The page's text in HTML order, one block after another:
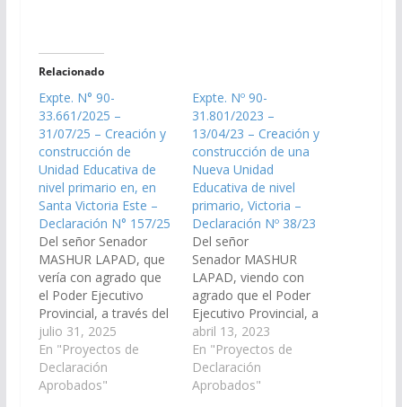
Relacionado
Expte. N° 90-
33.661/2025 –
31/07/25 – Creación y
construcción de
Unidad Educativa de
nivel primario en, en
Santa Victoria Este –
Declaración N° 157/25
Del señor Senador
MASHUR LAPAD, que
vería con agrado que
el Poder Ejecutivo
Provincial, a través del
Ministerio de
Educación, Cultura,
Ciencia y Tecnología,
arbitre las medidas
julio 31, 2025
En "Proyectos de
Declaración
Aprobados"
Expte. Nº 90-
31.801/2023 –
13/04/23 – Creación y
construcción de una
Nueva Unidad
Educativa de nivel
primario, Victoria –
Declaración Nº 38/23
Del señor
Senador MASHUR
LAPAD, viendo con
agrado que el Poder
Ejecutivo Provincial, a
través del Ministerio de
Educación, Cultura,
Ciencia y Tecnología, y
UCEPE; arbitren y
abril 13, 2023
En "Proyectos de
Declaración
Aprobados"